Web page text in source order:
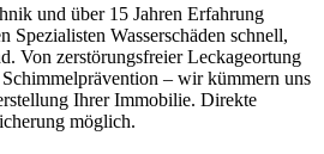
und über 15 Jahren Erfahrung
Spezialisten Wasserschäden schnell,
Von zerstörungsfreier Leckageortung
– wir kümmern uns
Ihrer Immobilie. Direkte
möglich.